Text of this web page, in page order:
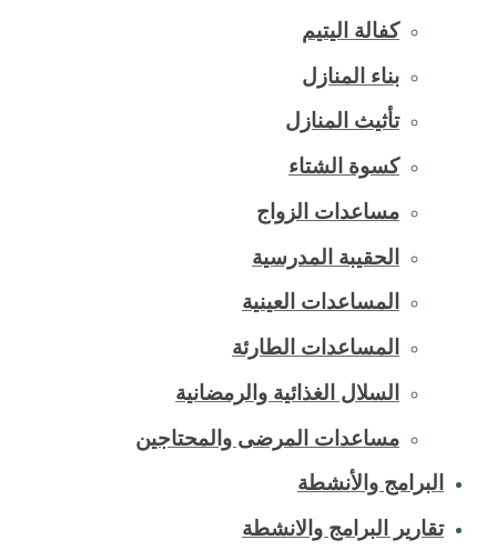
كفالة اليتيم
بناء المنازل
تأثيث المنازل
كسوة الشتاء
مساعدات الزواج
الحقيبة المدرسية
المساعدات العينية
المساعدات الطارئة
السلال الغذائية والرمضانية
مساعدات المرضى والمحتاجين
البرامج والأنشطة
تقارير البرامج والانشطة